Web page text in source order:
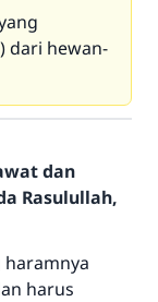
dari hewan-
dan
Rasulullah,
haramnya
harus